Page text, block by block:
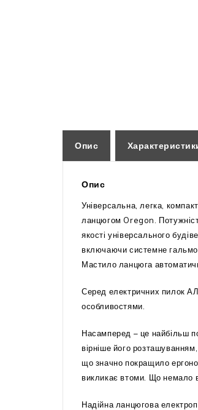
Опис
Опис
Універсальна, легка,
ланцюгом Oregon.
якості універсального
включаючи системне
Мастило ланцюга
Серед електричних пилок
особливостями.
Насамперед – це найбільш
вірніше його
що значно покращило
викликає втоми. Що немало
Надійна ланцюгова